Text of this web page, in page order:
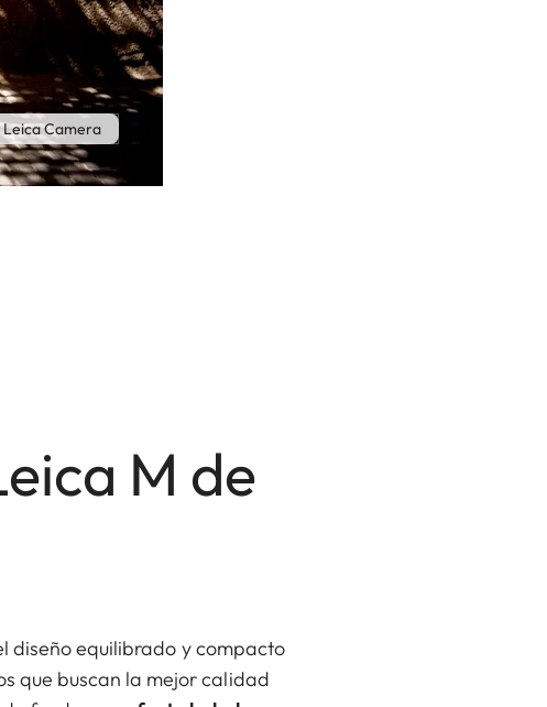
Camera
M de
diseño equilibrado y compacto
que buscan la mejor calidad